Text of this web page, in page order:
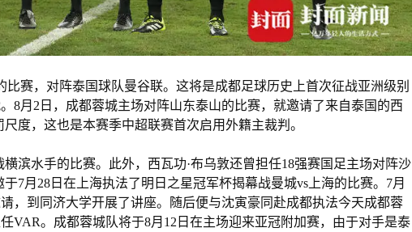
赛，对阵泰国球队曼谷联。这将是成都足球历史上首次征战亚洲级别
8月2日，成都蓉城主场对阵山东泰山的比赛，就邀请了来自泰国的西
度，这也是本赛季中超联赛首次启用外籍主裁判。
滨水手的比赛。此外，西瓦功·布乌敦还曾担任18强赛国足主场对阵沙
7月28日在上海执法了明日之星冠军杯揭幕战曼城vs上海的比赛。7月
，到同济大学开展了讲座。随后便与沈寅豪同赴成都执法今天成都蓉
VAR。成都蓉城队将于8月12日在主场迎来亚冠附加赛，由于对手是泰